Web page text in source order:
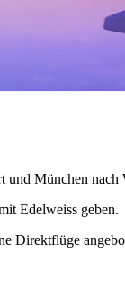
München
Edelweiss geben.
Direktflüge